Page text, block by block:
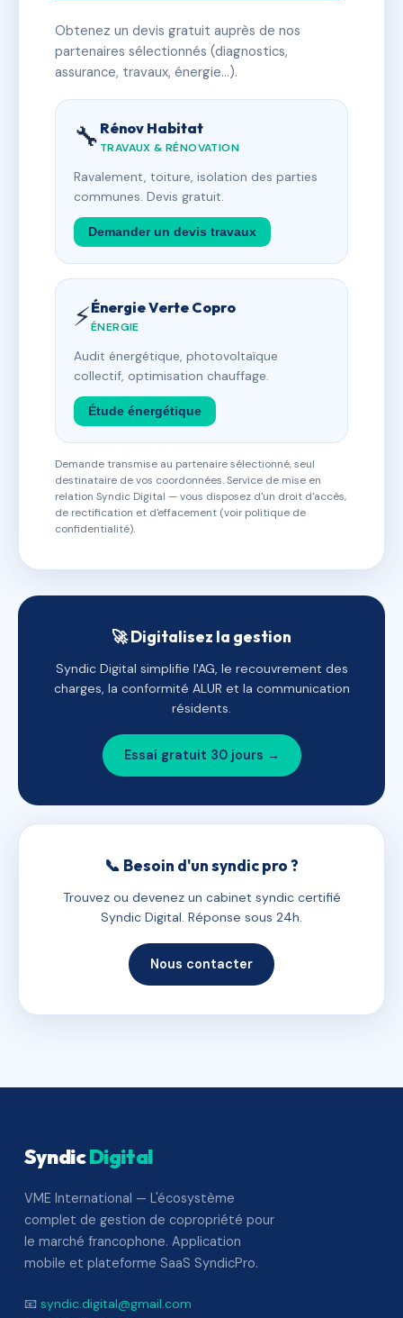
Obtenez un devis gratuit auprès de nos
partenaires sélectionnés (diagnostics,
assurance, travaux, énergie…).
🔧 Rénov Habitat
TRAVAUX & RÉNOVATION
Ravalement, toiture, isolation des parties
communes. Devis gratuit.
Demander un devis travaux
⚡Énergie Verte Copro
ÉNERGIE
Audit énergétique, photovoltaïque
collectif, optimisation chauffage.
Étude énergétique
Demande transmise au partenaire sélectionné, seul
destinataire de vos coordonnées. Service de mise en
relation Syndic Digital — vous disposez d'un droit d'accès,
de rectification et d'effacement (voir politique de
confidentialité).
🚀 Digitalisez la gestion
Syndic Digital simplifie l'AG, le recouvrement des
charges, la conformité ALUR et la communication
résidents.
Essai gratuit 30 jours →
📞 Besoin d'un syndic pro ?
Trouvez ou devenez un cabinet syndic certifié
Syndic Digital. Réponse sous 24h.
Nous contacter
SyndicDigital
VME International — L'écosystème
complet de gestion de copropriété pour
le marché francophone. Application
mobile et plateforme SaaS SyndicPro.
📧 syndic.digital@gmail.com